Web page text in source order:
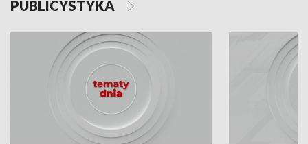
PUBLICYSTYKA